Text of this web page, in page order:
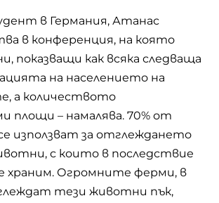
в Германия, Атанас
в конференция, на която
показващи как всяка следваща
на населението на
а количеството
площи – намалява. 70% от
използват за отглеждането
с които в последствие
храним. Огромните ферми, в
тези животни пък,